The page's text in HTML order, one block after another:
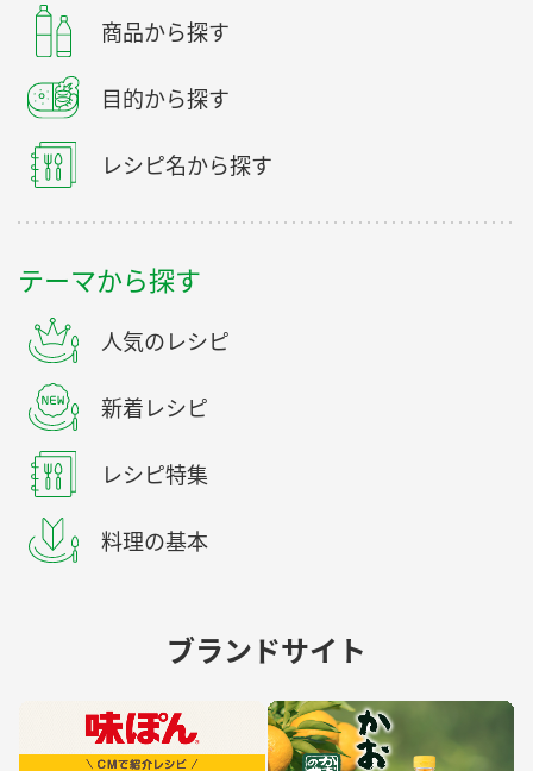
商品から探す
目的から探す
レシピ名から探す
テーマから探す
人気のレシピ
新着レシピ
レシピ特集
料理の基本
ブランドサイト